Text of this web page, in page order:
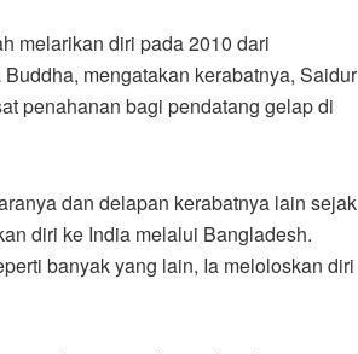
melarikan diri pada 2010 dari
mengatakan kerabatnya, Saidur
penahanan bagi pendatang gelap di
dan delapan kerabatnya lain sejak
diri ke India melalui Bangladesh.
banyak yang lain, Ia meloloskan diri